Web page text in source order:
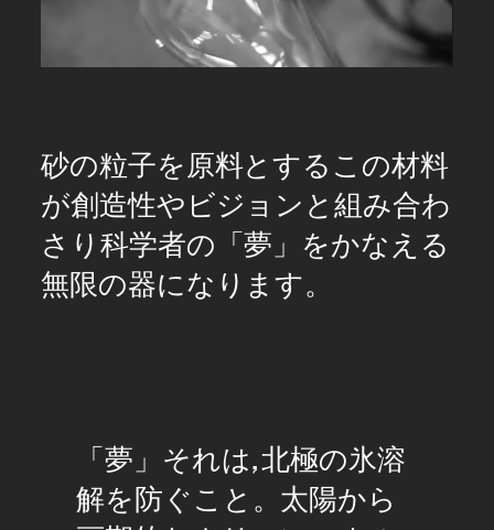
砂の粒子を原料とするこの材料
が創造性やビジョンと組み合わ
さり科学者の「夢」をかなえる
無限の器になります。
「夢」それは, 北極の氷溶
解を防ぐこと。太陽から